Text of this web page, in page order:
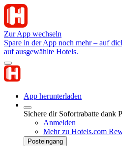
Zur App wechseln
Spare in der App noch mehr – auf
auf ausgewählte Hotels.
App herunterladen
Sichere dir Sofortrabatte dank
Anmelden
Mehr zu Hotels.com
Posteingang